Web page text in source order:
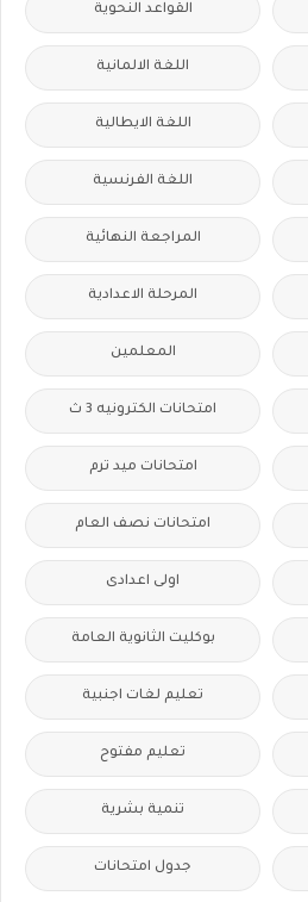
القواعد النحوية
اللغة الالمانية
اللغة الايطالية
اللغة الفرنسية
المراجعة النهائية
المرحلة الاعدادية
المعلمين
امتحانات الكترونيه 3 ث
امتحانات ميد ترم
امتحانات نصف العام
اولى اعدادى
بوكليت الثانوية العامة
تعليم لغات اجنبية
تعليم مفتوح
تنمية بشرية
جدول امتحانات